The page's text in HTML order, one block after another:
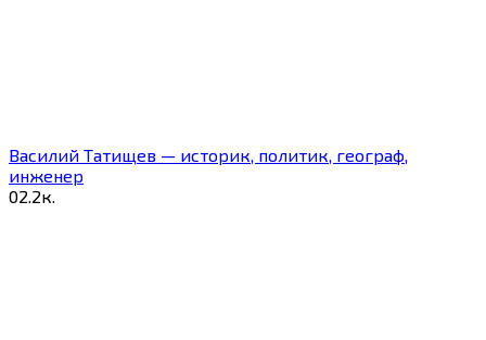
Василий Татищев — историк, политик, географ,
инженер
02.2к.